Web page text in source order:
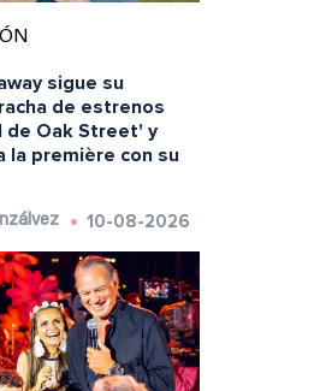
sigue su
de estrenos
de Oak Street' y
la première con su
10-08-2026